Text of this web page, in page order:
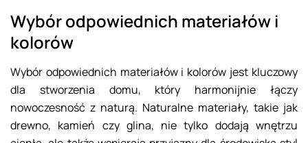
Wybór odpowiednich materiałów i
kolorów
Wybór odpowiednich materiałów i kolorów jest kluczowy
dla stworzenia domu, który harmonijnie łączy
nowoczesność z naturą. Naturalne materiały, takie jak
drewno, kamień czy glina, nie tylko dodają wnętrzu